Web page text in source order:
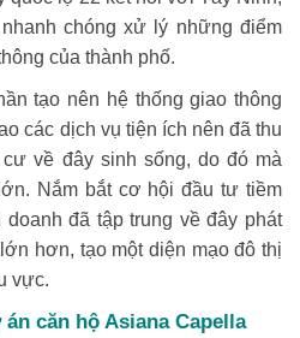
chóng xử lý những điểm
của thành phố.
tạo nên hệ thống giao thông
các dịch vụ tiện ích nên đã thu
về đây sinh sống, do đó mà
Nắm bắt cơ hội đầu tư tiềm
đã tập trung về đây phát
hơn, tạo một diện mạo đô thị
vực.
căn hộ Asiana Capella